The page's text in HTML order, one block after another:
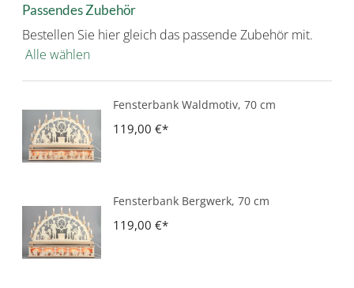
Passendes Zubehör
Bestellen Sie hier gleich das passende Zubehör mit.
Alle wählen
Fensterbank Waldmotiv, 70 cm
119,00 €
Fensterbank Bergwerk, 70 cm
119,00 €